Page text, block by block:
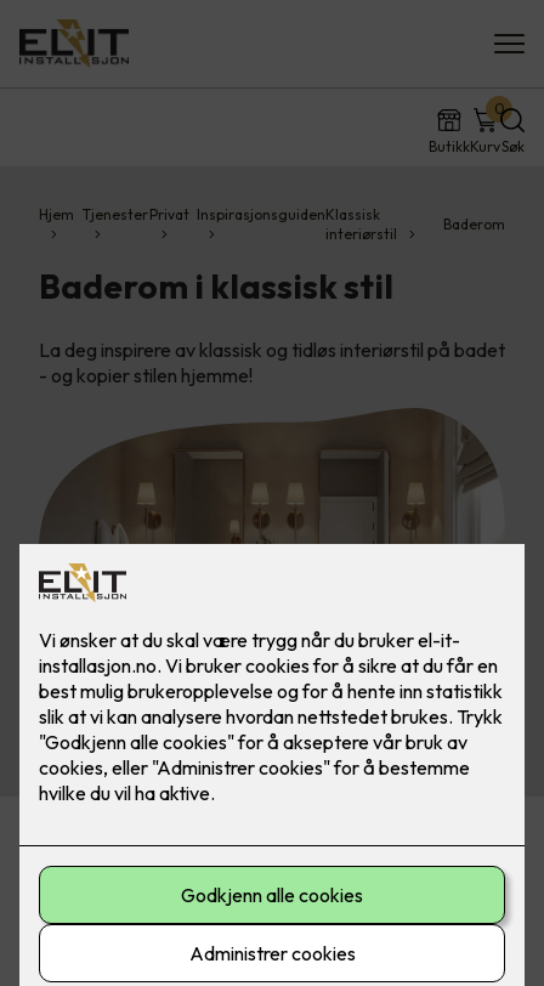
ButikkKurv
0
Søk
Hjem TjenesterPrivat InspirasjonsguidenKlassisk
interiørstil
Baderom
Baderom i klassisk stil
La deg inspirere av klassisk og tidløs interiørstil på badet
- og kopier stilen hjemme!